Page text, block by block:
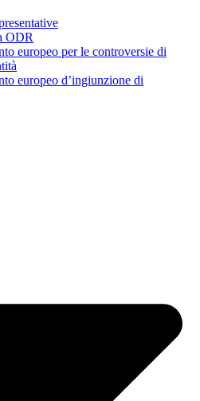
ODR
europeo per le controversie di
europeo d’ingiunzione di